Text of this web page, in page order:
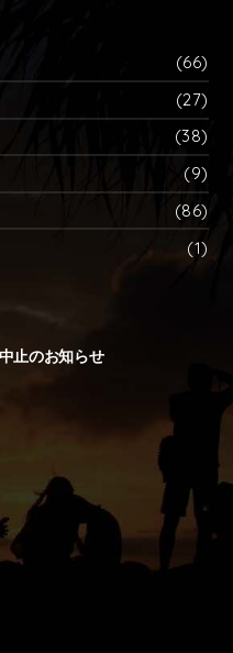
(66)
(27)
(38)
(9)
(86)
(1)
止のお知らせ